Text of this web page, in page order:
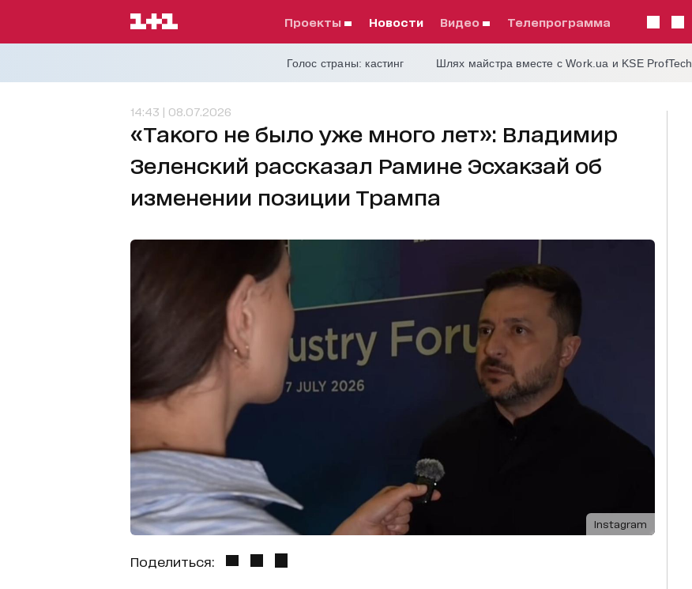
проекты Новости видео телепрограмма
Голос страны: кастинг Шлях майстра вместе с Work.ua и KSE ProfTech
14:43 | 08.07.2026
«Такого не было уже много лет»: Владимир
Зеленский рассказал Рамине Эсхакзай об
изменении позиции Трампа
Instagram
Поделиться: